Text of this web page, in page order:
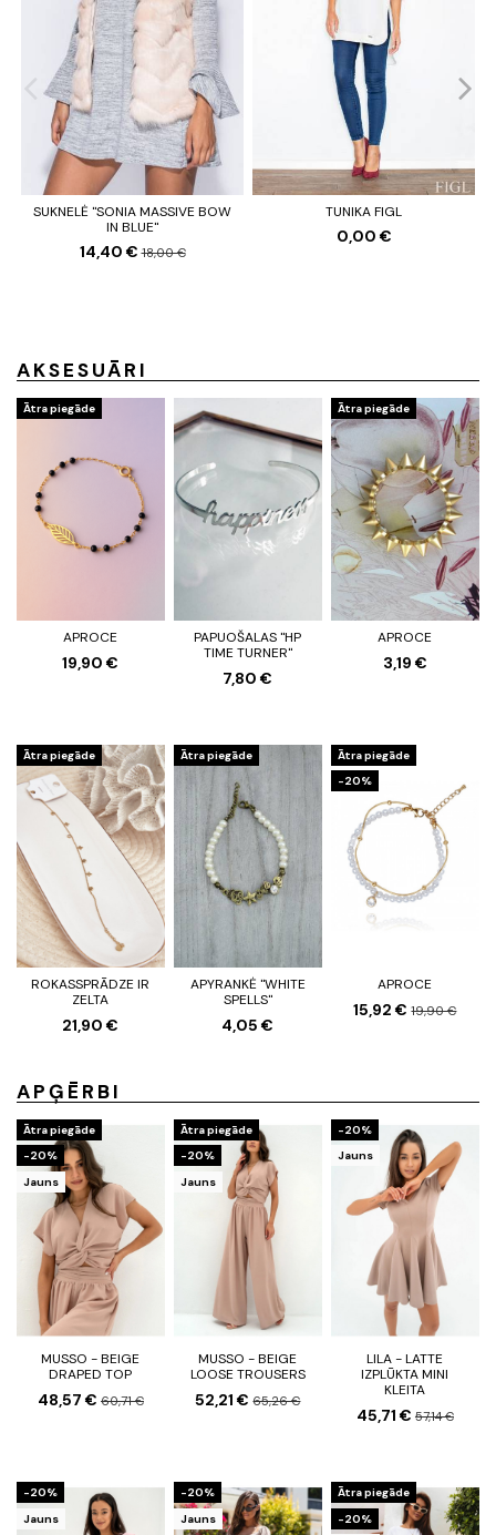
SUKNELĖ "SONIA MASSIVE BOW
IN BLUE"
14,40 €18,00 €
TUNIKA FIGL
0,00 €
AKSESUĀRI
Ātra piegāde
APROCE
19,90 €
PAPUOŠALAS "HP
TIME TURNER"
7,80 €
Ātra piegāde
APROCE
3,19 €
Ātra piegāde
ROKASSPRĀDZE IR
ZELTA
21,90 €
Ātra piegāde
APYRANKĖ "WHITE
SPELLS"
4,05 €
Ātra piegāde
-20%
APROCE
15,92 €19,90 €
APĢĒRBI
Ātra piegāde
-20%
Jauns
MUSSO - BEIGE
DRAPED TOP
48,57 € 60,71 €
Ātra piegāde
-20%
Jauns
MUSSO - BEIGE
LOOSE TROUSERS
52,21 €65,26 €
-20%
Jauns
LILA - LATTE
IZPLŪKTA MINI
KLEITA
45,71 € 57,14 €
-20%
Jauns
-20%
Jauns
Ātra piegāde
-20%